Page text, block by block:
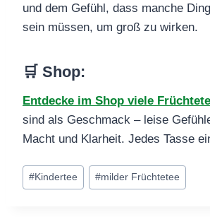
und dem Gefühl, dass manche
sein müssen, um groß zu wirken.
🛒 Shop:
Entdecke im Shop viele
sind als Geschmack – leise
Macht und Klarheit. Jedes Tasse
Schlagworte:
#Kindertee #milder Früchtetee